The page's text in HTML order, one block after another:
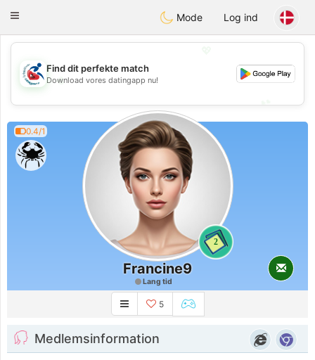
Handi Space
Toggle
Mode Log ind
💖
💕
Find dit perfekte match
Download vores datingapp nu!
0.4/1
2
Francine9
Lang tid
5
Medlemsinformation